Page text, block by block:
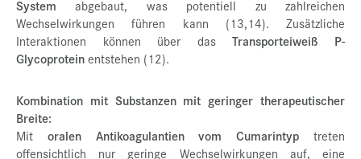
System abgebaut, was potentiell zu zahlreichen
Wechselwirkungen führen kann (13,14). Zusätzliche
Interaktionen können über dasTransporteiweiß P-
Glycoproteinentstehen (12).
Kombination mit Substanzen mit geringer therapeutischer
Breite:
Mit oralen Antikoagulantien vom Cumarintyp treten
offensichtlich nur geringe Wechselwirkungen auf, eine